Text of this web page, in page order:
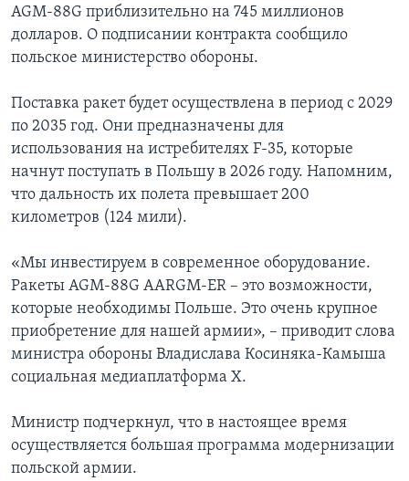
AGM-88G приблизительно на 745 миллионов
долларов. О подписании контракта сообщило
польское министерство обороны.
Поставка ракет будет осуществлена в период с 2029
по 2035 год. Они предназначены для
использования на истребителях F-35, которые
начнут поступать в Польшу в 2026 году. Напомним,
что дальность их полета превышает 200
километров (124 мили).
«Мы инвестируем в современное оборудование.
Ракеты AGM-88G AARGM-ER – это возможности,
которые необходимы Польше. Это очень крупное
приобретение для нашей армии», – приводит слова
министра обороны Владислава Косиняка-Камыша
социальная медиаплатформа X.
Министр подчеркнул, что в настоящее время
осуществляется большая программа модернизации
польской армии.